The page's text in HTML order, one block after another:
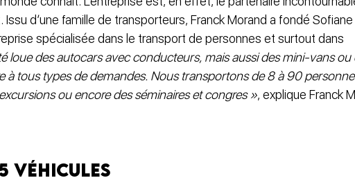
d’une famille de transporteurs, Franck Morand a fondé Sofiane
spécialisée dans le transport de personnes et surtout dans
loue des autocars avec conducteurs, mais aussi des mini-vans ou
à tous types de demandes. Nous transportons de 8 à 90
ou encore des séminaires et congres », explique Franck
véhicules